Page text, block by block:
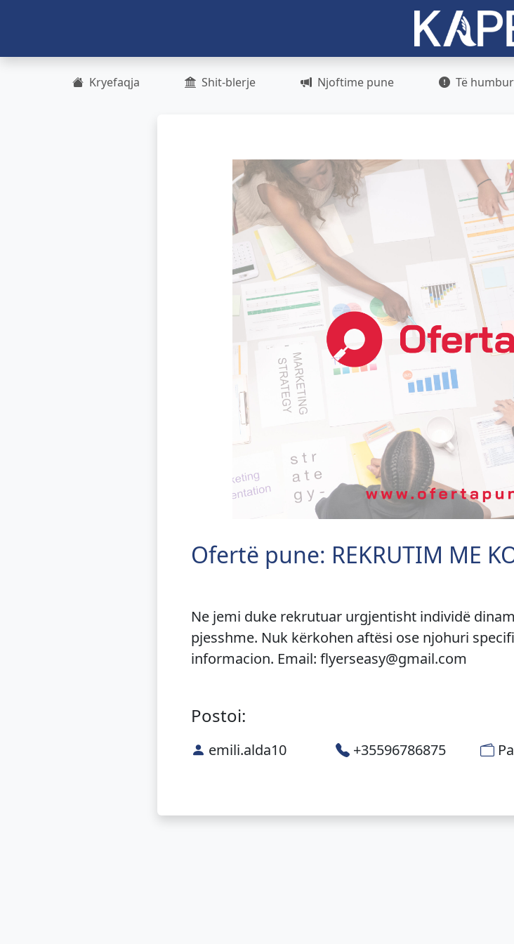
Kryefaqja Shit-blerje Njoftime pune Të
Ofertë pune: REKRUTIM ME
Ne jemi duke rekrutuar urgjentisht individë
pjesshme. Nuk kërkohen aftësi ose njohuri
informacion. Email: flyerseasy@gmail.com
Postoi:
emili.alda10 +35596786875